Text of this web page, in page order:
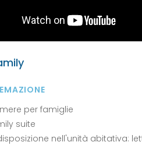
per famiglie
suite
nell'unità abitativa: